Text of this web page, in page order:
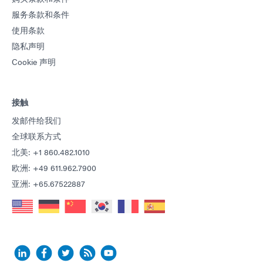
服务条款和条件
使用条款
隐私声明
Cookie 声明
接触
发邮件给我们
全球联系方式
北美: +1 860.482.1010
欧洲: +49 611.962.7900
亚洲: +65.67522887